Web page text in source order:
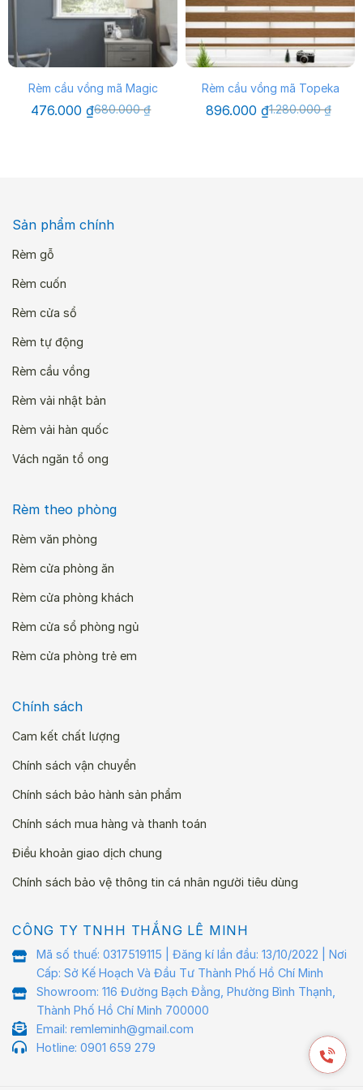
Rèm cầu vồng mã Magic
680.000₫
Giá
gốc
476.000₫Giá
hiện
Rèm cầu vồng mã Topeka
1.280.000₫
Giá
896.000 ₫Giá
Sản phẩm chính
Rèm gỗ
Rèm cuốn
Rèm cửa sổ
Rèm tự động
Rèm cầu vồng
Rèm vải nhật bản
Rèm vải hàn quốc
Vách ngăn tổ ong
Rèm theo phòng
Rèm văn phòng
Rèm cửa phòng ăn
Rèm cửa phòng khách
Rèm cửa sổ phòng ngủ
Rèm cửa phòng trẻ em
Chính sách
Cam kết chất lượng
Chính sách vận chuyển
Chính sách bảo hành sản phẩm
Chính sách mua hàng và thanh toán
Điều khoản giao dịch chung
Chính sách bảo vệ thông tin cá nhân người tiêu dùng
CÔNG TY TNHH THẮNG LÊ MINH
Mã số thuế: 0317519115 | Đăng kí lần đầu: 13/10/2022 | Nơi
Cấp: Sở Kế Hoạch Và Đầu Tư Thành Phố Hồ Chí Minh
Showroom: 116 Đường Bạch Đằng, Phường Bình Thạnh,
Thành Phố Hồ Chí Minh 700000
Email: remleminh@gmail.com
Hotline: 0901 659 279